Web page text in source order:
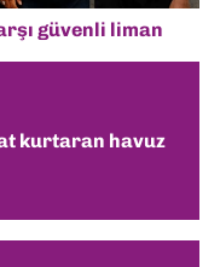
güvenli liman
kurtaran havuz